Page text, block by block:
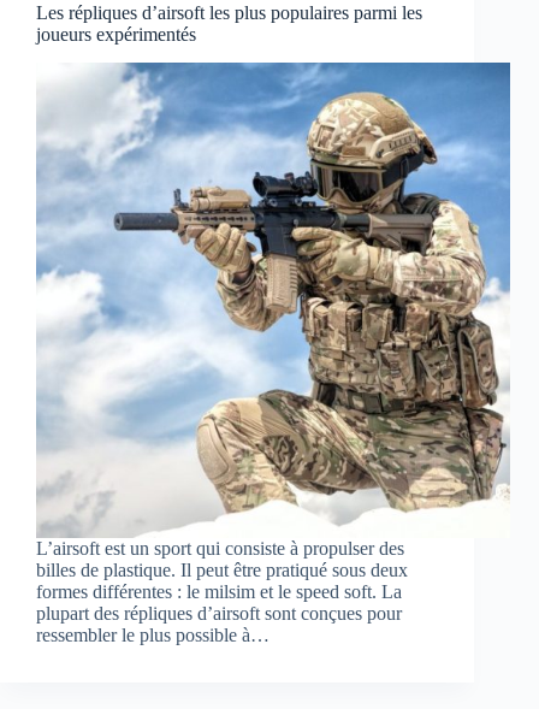
Les répliques d’airsoft les plus populaires parmi les
joueurs expérimentés
L’airsoft est un sport qui consiste à propulser des
billes de plastique. Il peut être pratiqué sous deux
formes différentes : le milsim et le speed soft. La
plupart des répliques d’airsoft sont conçues pour
ressembler le plus possible à…